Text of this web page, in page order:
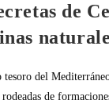
de
tesoro del
de